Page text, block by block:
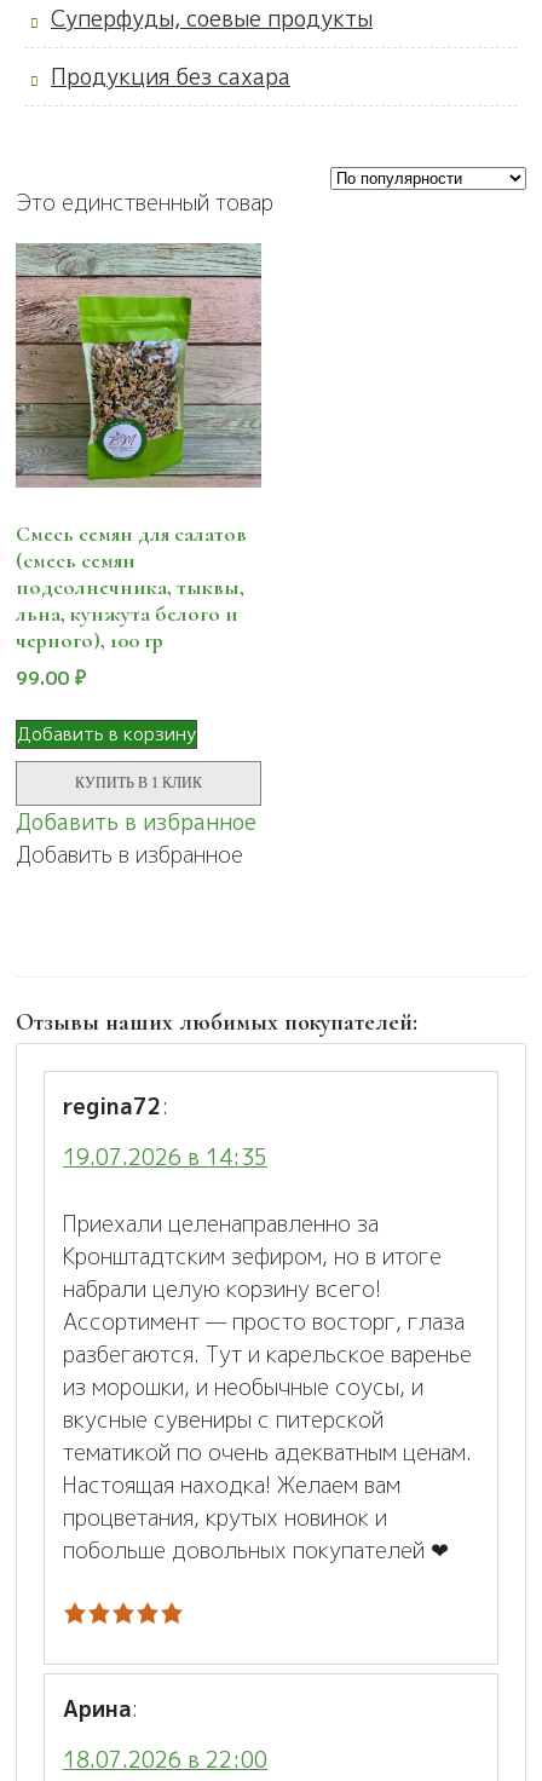
Суперфуды, соевые продукты
Продукция без сахара
Это единственный товар
Смесь семян для салатов
(смесь семян
подсолнечника, тыквы,
льна, кунжута белого и
черного), 100 гр
99.00 ₽
Добавить в корзину
КУПИТЬ В 1 КЛИК
Добавить в избранное
Добавить в избранное
Отзывы наших любимых покупателей:
regina72:
19.07.2026 в 14:35
Приехали целенаправленно за
Кронштадтским зефиром, но в итоге
набрали целую корзину всего!
Ассортимент — просто восторг, глаза
разбегаются. Тут и карельское варенье
из морошки, и необычные соусы, и
вкусные сувениры с питерской
тематикой по очень адекватным ценам.
Настоящая находка! Желаем вам
процветания, крутых новинок и
побольше довольных покупателей ❤
Арина:
18.07.2026 в 22:00